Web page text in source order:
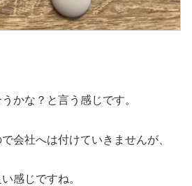
かな？と言う感じです。
会社へは付けていきませんが、
感じですね。